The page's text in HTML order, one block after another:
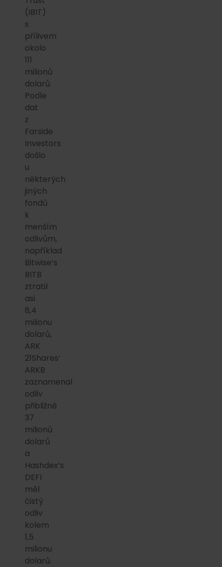
(IBIT)
s
přílivem
okolo
111
milionů
dolarů.
Podle
dat
z
Farside
Investors
došlo
u
některých
jiných
fondů
k
menším
odlivům,
například
Bitwise’s
BITB
ztratil
asi
8,4
milionu
dolarů,
ARK
21Shares’
ARKB
zaznamenal
odliv
přibližně
37
milionů
dolarů
a
Hashdex’s
DEFI
měl
čistý
odliv
kolem
1,5
milionu
dolarů.